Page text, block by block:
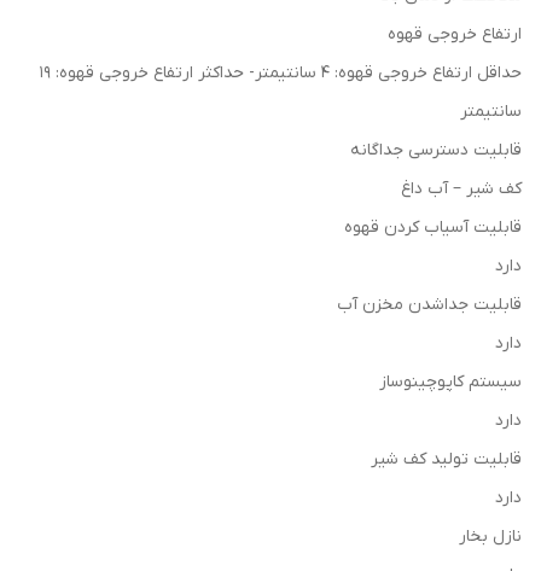
ارتفاع خروجی قهوه
حداقل ارتفاع خروجی قهوه: ۴ سانتیمتر- حداکثر ارتفاع خروجی قهوه: ۱۹
سانتیمتر
قابلیت دسترسی جداگانه
کف شیر – آب داغ
قابلیت آسیاب کردن قهوه
دارد
قابلیت جداشدن مخزن آب
دارد
سیستم کاپوچینوساز
دارد
قابلیت تولید کف شیر
دارد
نازل بخار